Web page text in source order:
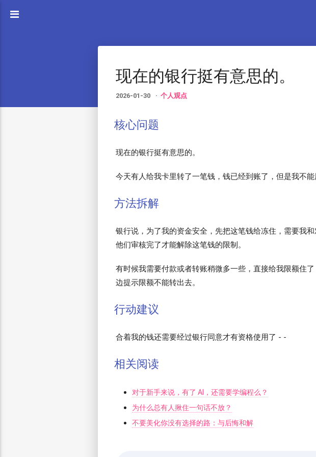
现在的银行挺有意思的。
2026-01-30 个人观点
核心问题
现在的银行挺有意思的。
今天有人给我卡里转了一笔钱，钱已经到账了，但是我不能
方法拆解
银行说，为了我的资金安全，先把这笔钱给冻住，需要我
他们审核完了才能解除这笔钱的限制。
有时候我需要付款或者转账稍微多一些，直接给我限额住
边提示限额不能转出去。
行动建议
合着我的钱还需要经过银行同意才有资格使用了 - -
相关阅读
对于新手来说，有了 AI，还需要学编程么？
为什么总有人揪住一句话不放？
不要美化你没有选择的路：与后悔和解